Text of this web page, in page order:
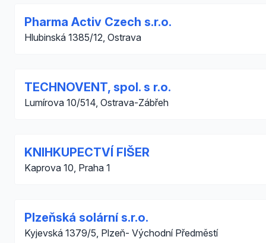
Pharma Activ Czech s.r.o.
Hlubinská 1385/12, Ostrava
TECHNOVENT, spol. s r.o.
Lumírova 10/514, Ostrava-Zábřeh
KNIHKUPECTVÍ FIŠER
Kaprova 10, Praha 1
Plzeňská solární s.r.o.
Kyjevská 1379/5, Plzeň- Východní Předměstí